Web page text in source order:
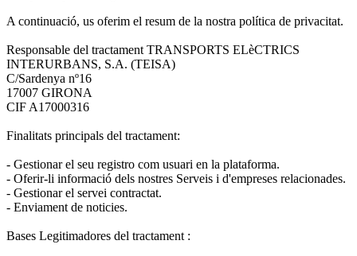
A continuació, us oferim el resum de la nostra política de privacitat.
Responsable del tractament TRANSPORTS ELèCTRICS
INTERURBANS, S.A. (TEISA)
C/Sardenya nº16
17007 GIRONA
CIF A17000316
Finalitats principals del tractament:
- Gestionar el seu registro com usuari en la plataforma.
- Oferir-li informació dels nostres Serveis i d'empreses relacionades.
- Gestionar el servei contractat.
- Enviament de noticies.
Bases Legitimadores del tractament :